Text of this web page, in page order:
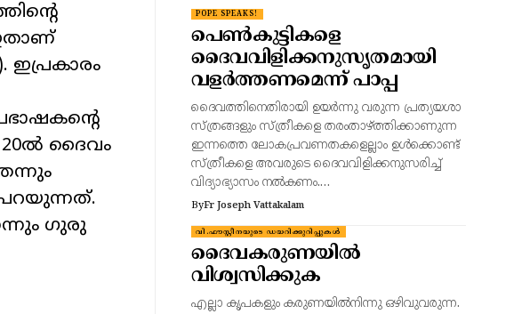
ഇപ്രകാരം
ദൈവം
പറയുന്നത്.
ഗുരു
POPE SPEAKS!
പെൺകുട്ടികളെ
ദൈവവിളിക്കനുസൃതമായി
വളർത്തണമെന്ന് പാപ്പ
ദൈവത്തിനെതിരായി ഉയർന്നു വരുന്ന പ്രത്യയശാ
സ്ത്രങ്ങളും സ്ത്രീകളെ തരംതാഴ്ത്തിക്കാണുന്ന
ഇന്നത്തെ ലോകപ്രവണതകളെല്ലാം ഉൾക്കൊണ്ട്
സ്ത്രീകളെ അവരുടെ ദൈവവിളിക്കനുസരിച്ച്
വിദ്യാഭ്യാസം നൽകണം.…
ByFr Joseph Vattakalam
വി.ഫൗസ്റ്റീനയുടെ ഡയറിക്കുറിപ്പുകൾ
ദൈവകരുണയിൽ
വിശ്വസിക്കുക
എല്ലാ കൃപകളും കരുണയിൽനിന്നു ഒഴിവുവരുന്ന.